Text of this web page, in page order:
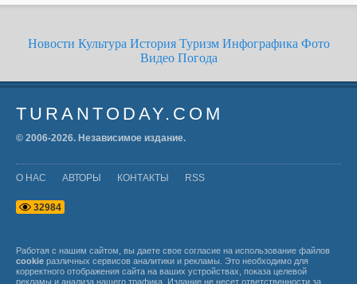
Новости Культура История Туризм Инфографика Фото
Видео Погода
TURANTODAY.COM
© 2006-2026. Независимое издание.
О НАС АВТОРЫ КОНТАКТЫ RSS
32984
Работая с нашим сайтом, вы даете свое согласие на использование файлов
cookie различных сервисов аналитики и рекламы. Это необходимо для
корректного отображения сайта на ваших устройствах, показа целевой
рекламы и анализа нашего трафика. Издание не несет ответственности за